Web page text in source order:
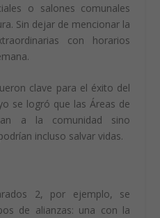
o salones comunales
Sin dejar de mencionar la
con horarios
clave para el éxito del
se logró que las Áreas de
a la comunidad sino
incluso salvar vidas.
2, por ejemplo, se
de alianzas: una con la